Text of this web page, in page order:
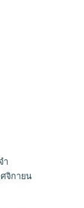
ำ
จิกายน